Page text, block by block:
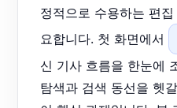
정적으로 수용하는 편
요합니다. 첫 화면에서
신 기사 흐름을 한눈에
탐색과 검색 동선을 헷